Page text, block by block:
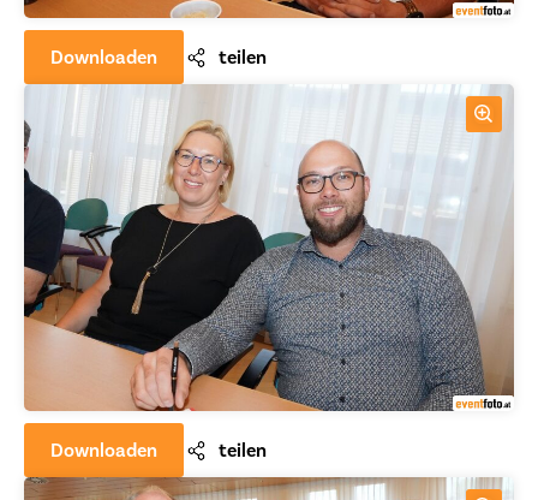
Downloaden teilen
Downloaden teilen